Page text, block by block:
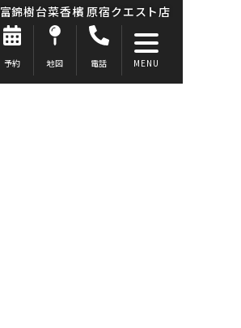
富錦樹台菜香檳 原宿クエスト店
予約 地図 電話